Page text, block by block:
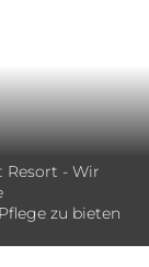
Resort - Wir
zu bieten